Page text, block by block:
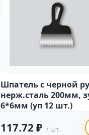
Шпатель с черной
нерж.сталь 200мм,
6*6мм (уп 12 шт.)
117.72 ₽ / шт.